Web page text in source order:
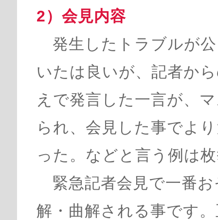
2）会見内容
発生したトラブルが
いたは良いが、記者か
えで発言した一言が、
られ、会見した事でよ
った。などと言う例は
緊急記者会見で一番
解・曲解される事です